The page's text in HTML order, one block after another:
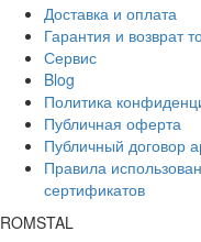
Доставка и оплата
Гарантия и возврат
Сервис
Blog
Политика
Публичная оферта
Публичный договор
Правила
сертификатов
ROMSTAL